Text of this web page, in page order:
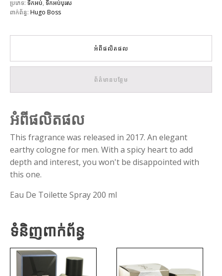
ប្រភេទ: ទឹកអប់, ទឹកអប់បុរស
ពាក់ព័ន្ធ: Hugo Boss
អំពីផលិតផល
ព័ត៌មានបន្ថែម
អំពីផលិតផល
This fragrance was released in 2017. An elegant
earthy cologne for men. With a spicy heart to add
depth and interest, you won't be disappointed with
this one.
Eau De Toilette Spray 200 ml
ទំនិញពាក់ព័ន្ធ